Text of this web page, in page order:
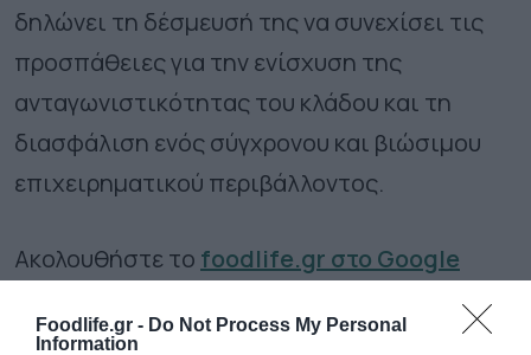
Foodlife.gr - Do Not Process My Personal
Information
δηλώνει τη δέσμευσή της να συνεχίσει τις
προσπάθειες για την ενίσχυση της
ανταγωνιστικότητας του κλάδου και τη
διασφάλιση ενός σύγχρονου και βιώσιμου
επιχειρηματικού περιβάλλοντος.
Ακολουθήστε το foodlife.gr στο Google
και μάθετε πρώτοι όλες τις ειδήσεις